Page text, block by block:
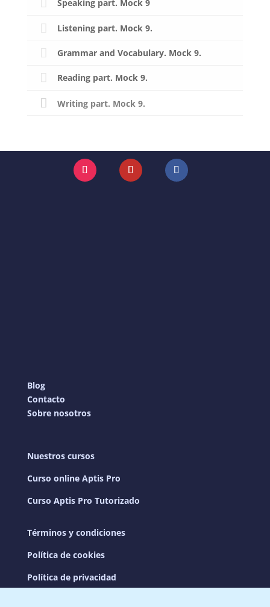
Speaking part. Mock 9
Listening part. Mock 9.
Grammar and Vocabulary. Mock 9.
Reading part. Mock 9.
Writing part. Mock 9.
Instagram YouTube Facebook
Blog
Contacto
Sobre nosotros
Nuestros cursos
Curso online Aptis Pro
Curso Aptis Pro Tutorizado
Términos y condiciones
Política de cookies
Política de privacidad